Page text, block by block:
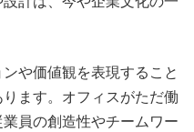
や価値観を表現すること
ます。オフィスがただ働
員の創造性やチームワー